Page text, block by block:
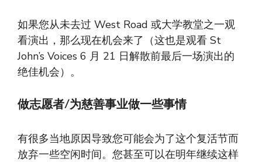
如果您从未去过 West Road 或大学教堂之一观
看演出，那么现在机会来了（这也是观看 St
John’s Voices 6 月 21 日解散前最后一场演出的
绝佳机会）。
做志愿者/为慈善事业做一些事情
有很多当地原因导致您可能会为了这个复活节而
放弃一些空闲时间。您甚至可以在明年继续这样